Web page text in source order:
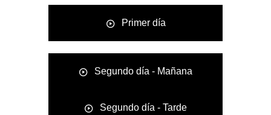
Primer día
Segundo día - Mañana
Segundo día - Tarde